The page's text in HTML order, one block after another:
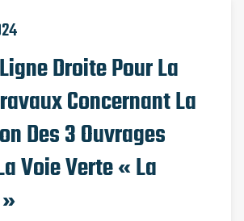
Droite Pour La
Concernant La
Des 3 Ouvrages
Voie Verte « La